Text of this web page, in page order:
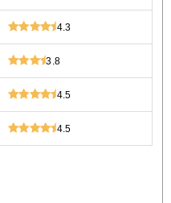
4.3
3.8
4.5
4.5